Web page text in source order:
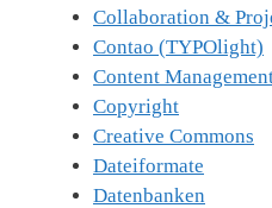
Collaboration &
Contao (TYPOlight)
Content
Copyright
Creative Commons
Dateiformate
Datenbanken